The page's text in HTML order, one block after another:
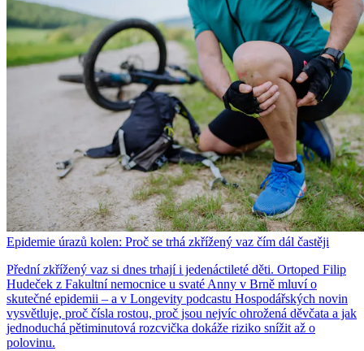
Epidemie úrazů kolen: Proč se trhá zkřížený vaz čím dál častěji
Přední zkřížený vaz si dnes trhají i jedenáctileté děti. Ortoped Filip
Hudeček z Fakultní nemocnice u svaté Anny v Brně mluví o
skutečné epidemii – a v Longevity podcastu Hospodářských novin
vysvětluje, proč čísla rostou, proč jsou nejvíc ohrožená děvčata a jak
jednoduchá pětiminutová rozcvička dokáže riziko snížit až o
polovinu.